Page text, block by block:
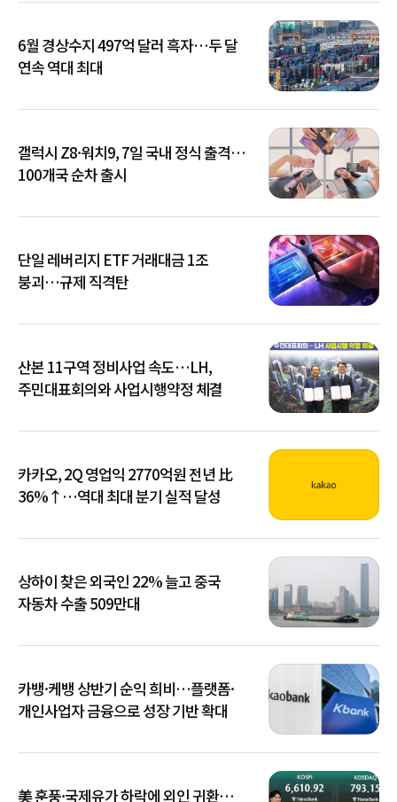
6월 경상수지 497억 달러 흑자…두 달
연속 역대 최대
갤럭시 Z8·워치9, 7일 국내 정식 출격…
100개국 순차 출시
단일 레버리지 ETF 거래대금 1조
붕괴…규제 직격탄
산본 11구역 정비사업 속도…LH,
주민대표회의와 사업시행약정 체결
카카오, 2Q 영업익 2770억원 전년 比
36%↑…역대 최대 분기 실적 달성
상하이 찾은 외국인 22% 늘고 중국
자동차 수출 509만대
카뱅·케뱅 상반기 순익 희비…플랫폼·
개인사업자 금융으로 성장 기반 확대
美 훈풍·국제유가 하락에 외인 귀환…